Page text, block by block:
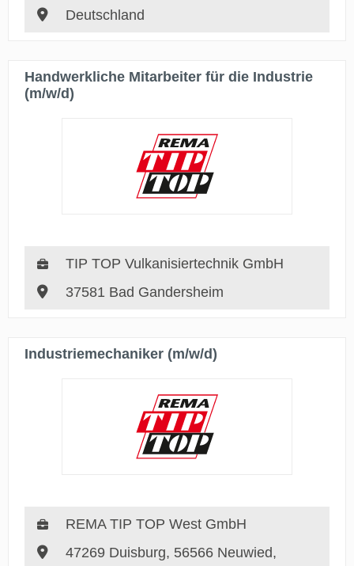
Deutschland
Handwerkliche Mitarbeiter für die Industrie
(m/w/d)
TIP TOP Vulkanisiertechnik GmbH
37581 Bad Gandersheim
Industriemechaniker (m/w/d)
REMA TIP TOP West GmbH
47269 Duisburg, 56566 Neuwied,